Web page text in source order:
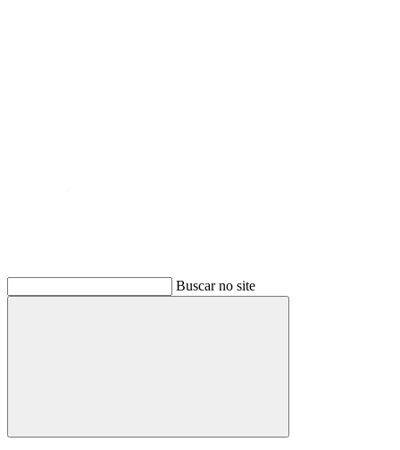
Buscar no site
Buscar